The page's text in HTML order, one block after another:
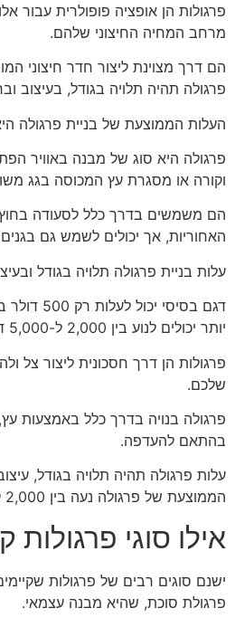
פרגולות הן אופציה פופולרית עבור
מרחב המחיה החיצוני שלהם.
הם דרך מצוינת ליצור חדר חיצוני
פרגולה תהיה תלויה בגודל, בעיצוב
העלות הממוצעת של בניית פרגולה היא $4,000-
פרגולה היא סוג של מבנה באוויר
וקורה או מסגרת עץ המכוסה בגג
הם משמשים בדרך כלל לסעודה בחוץ
האחוריות, אך יכולים לשמש גם בגנים
עלות בניית פרגולה תלויה בגודל
דגם בסיסי
יותר יכולים לנוע בין 2,000 ל-5,000 דולר.
פרגולות הן דרך חסכונית ליצור צל
שלכם.
פרגולה בנויה בדרך כלל באמצעות
בהתאם להעדפה.
עלות פרגולה תהיה תלויה בגודל,
הממוצעת של פרגולה נעה בין 2,000 ל-5,000 דולר.
אילו סוגי פרגולות
ישנם סוגים רבים של פרגולות
פרגולת סוכת, שהיא מבנה עצמאי.